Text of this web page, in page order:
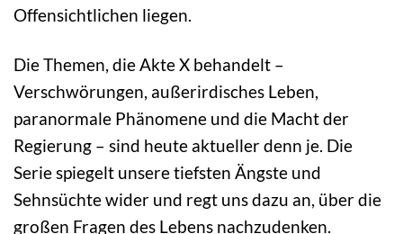
Offensichtlichen liegen.
Die Themen, die Akte X behandelt –
Verschwörungen, außerirdisches Leben,
paranormale Phänomene und die Macht der
Regierung – sind heute aktueller denn je. Die
Serie spiegelt unsere tiefsten Ängste und
Sehnsüchte wider und regt uns dazu an, über die
großen Fragen des Lebens nachzudenken.